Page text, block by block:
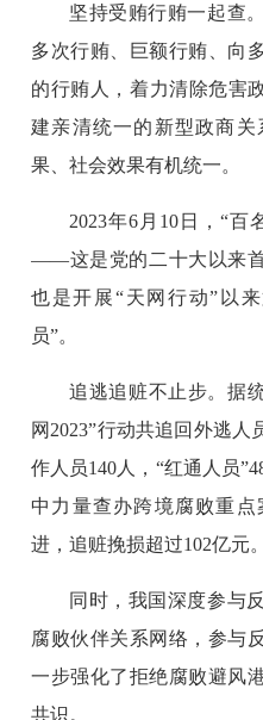
坚持受贿行贿一起查
多次行贿、巨额行贿、向
的行贿人，着力清除危害
建亲清统一的新型政商
果、社会效果有机统一。
2023年6月10日，“百
——这是党的二十大以来首
也是开展“天网行动”以
员”。
追逃追赃不止步。据
网2023”行动共追回外逃人
作人员140人，“红通人员
中力量查办跨境腐败重
进，追赃挽损超过102亿元。
同时，我国深度参与
腐败伙伴关系网络，参与
一步强化了拒绝腐败避风
共识。